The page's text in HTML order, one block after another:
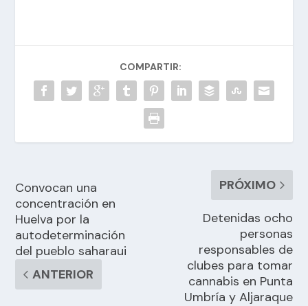
COMPARTIR:
Convocan una
concentración en
Huelva por la
autodeterminación
del pueblo saharaui
ANTERIOR
PRÓXIMO
Detenidas ocho
personas
responsables de
clubes para tomar
cannabis en Punta
Umbría y Aljaraque